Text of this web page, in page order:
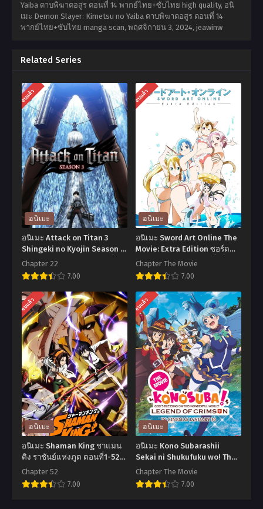
Yaiba ดาบพิฆาตอสูร ตอนที่ 14 พากย์ไทย+ซับไทย high quality, อนิ
เมะ Demon Slayer: Kimetsu no Yaiba ดาบพิฆาตอสูร ตอนที่ 14
พากย์ไทย+ซับไทย manga scan, พฤศจิกายน 3, 2024, jeawinw
Related Series
จบแล้ว
อนิเมะ
อนิเมะ Attack on Titan 3
Shingeki no Kyojin Season 3
ผ่าพิภพไททัน (ภาค3) ตอนที่1-
22 พากย์ไทย
Chapter 22
7.00
อ
นิ
เมะ
Attack
on
Titan
3
Shingeki
no
Kyojin
Season
3
ผ่า
จบแล้ว
อนิเมะ
อนิเมะ Sword Art Online The
Movie: Extra Edition ซอร์ด
อาร์ตออนไลน์ เดอะมูฟวี่ เอ็กซ์
ตรา อิดิชั่น
Chapter The Movie
7.00
อ
นิ
เมะ
Sword
Art
Online
The
Movie:
Extra
Edition
ซอร์ด
อาร์ต
ออนไลน์
จบแล้ว
อนิเมะ
อนิเมะ Shaman King ชาแมน
คิง ราชันย์แห่งภูต ตอนที่1-52
พากย์ไทย+ซับไทย
Chapter 52
7.00
จบแล้ว
อนิเมะ
อนิเมะ Kono Subarashii
Sekai ni Shukufuku wo! The
Movie ขอให้โชคดีมีชัยในโลก
แฟนตาซี เดอะมูฟวี่ ตำนานสี
ชาด
Chapter The Movie
7.00